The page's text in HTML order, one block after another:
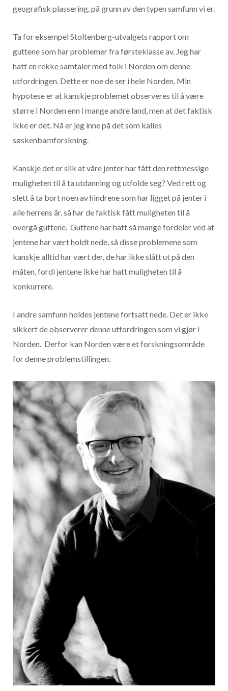
geografisk plassering, på grunn av den typen samfunn vi er.
Ta for eksempel Stoltenberg-utvalgets rapport om
guttene som har problemer fra førsteklasse av. Jeg har
hatt en rekke samtaler med folk i Norden om denne
utfordringen. Dette er noe de ser i hele Norden. Min
hypotese er at kanskje problemet observeres til å være
større i Norden enn i mange andre land, men at det faktisk
ikke er det. Nå er jeg inne på det som kalles
søskenbarnforskning.
Kanskje det er slik at våre jenter har fått den rettmessige
muligheten til å ta utdanning og utfolde seg? Ved rett og
slett å ta bort noen av hindrene som har ligget på jenter i
alle herrens år, så har de faktisk fått muligheten til å
overgå guttene. Guttene har hatt så mange fordeler ved at
jentene har vært holdt nede, så disse problemene som
kanskje alltid har vært der, de har ikke slått ut på den
måten, fordi jentene ikke har hatt muligheten til å
konkurrere.
I andre samfunn holdes jentene fortsatt nede. Det er ikke
sikkert de observerer denne utfordringen som vi gjør i
Norden. Derfor kan Norden være et forskningsområde
for denne problemstillingen.